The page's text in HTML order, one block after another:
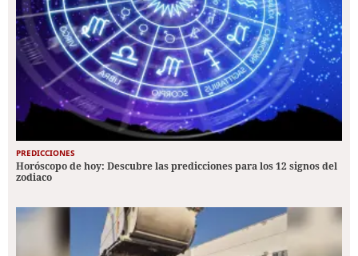
PREDICCIONES
Horóscopo de hoy: Descubre las predicciones para los 12 signos del
zodiaco